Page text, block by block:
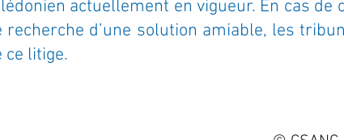
actuellement en vigueur. En cas
recherche d’une solution amiable, les
ce litige.